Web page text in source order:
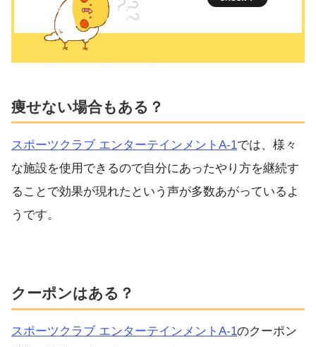
痩せない場合もある？
スポーツクラブ エンターテインメントA-1では、様々
な施設を使用できるので自分にあったやり方を継続す
ることで効果が現れたという声が多数あがっているよ
うです。
クーポンはある？
スポーツクラブ エンターテインメントA-1のクーポン